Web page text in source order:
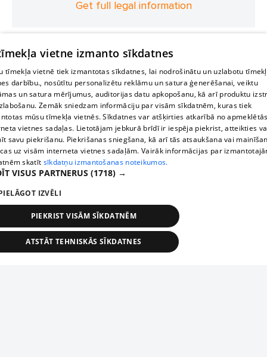
Get full legal information
vietne izmanto sīkdatnes
tīmekļa vietnē tiek izmantotas sīkdatnes, lai nodrošinātu un uzlabotu
darbību., nosūtītu personalizētu reklāmu un satura ģenerēšanai, veiktu
un satura mērījumus, auditorijas datu apkopošanu, kā arī produktu
Zemāk sniedzam informāciju par visām sīkdatnēm, kuras tiek
mūsu tīmekļa vietnēs. Sīkdatnes var atšķirties atkarībā no
vietnes sadaļas. Lietotājam jebkurā brīdī ir iespēja piekrist, atteikties
savu piekrišanu. Piekrišanas sniegšana, kā arī tās atsaukšana vai
uz visām interneta vietnes sadaļām. Vairāk informācijas par
skatīt sīkdatņu izmantošanas noteikumos.
VISUS PARTNERUS (1718) →
IZVĒLI
PIEKRIST VISĀM SĪKDATNĒM
ATSTĀT TEHNISKĀS SĪKDATNES